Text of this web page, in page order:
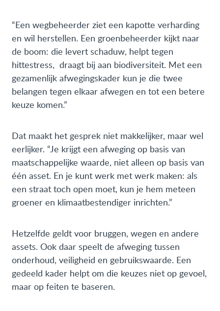
“Een wegbeheerder ziet een kapotte verharding
en wil herstellen. Een groenbeheerder kijkt naar
de boom: die levert schaduw, helpt tegen
hittestress, draagt bij aan biodiversiteit. Met een
gezamenlijk afwegingskader kun je die twee
belangen tegen elkaar afwegen en tot een betere
keuze komen.”
Dat maakt het gesprek niet makkelijker, maar wel
eerlijker. “Je krijgt een afweging op basis van
maatschappelijke waarde, niet alleen op basis van
één asset. En je kunt werk met werk maken: als
een straat toch open moet, kun je hem meteen
groener en klimaatbestendiger inrichten.”
Hetzelfde geldt voor bruggen, wegen en andere
assets. Ook daar speelt de afweging tussen
onderhoud, veiligheid en gebruikswaarde. Een
gedeeld kader helpt om die keuzes niet op gevoel,
maar op feiten te baseren.